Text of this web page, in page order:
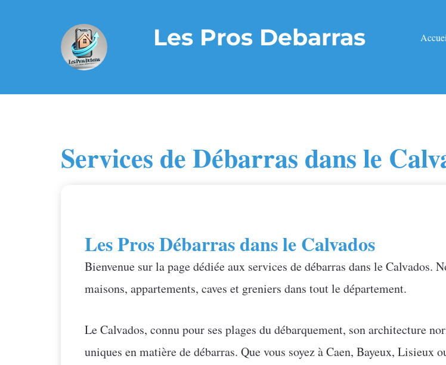
Les Pros Debarras
Services de Débarras dans le
Les Pros Débarras dans le Calvados
Bienvenue sur la page dédiée aux services de débarras dans le Calvados.
maisons, appartements, caves et greniers dans tout le département.
Le Calvados, connu pour ses plages du débarquement, son architecture
uniques en matière de débarras. Que vous soyez à Caen, Bayeux, Lisieux